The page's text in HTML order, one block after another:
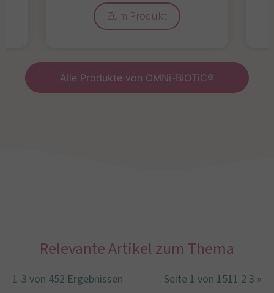
Zum Produkt
Alle Produkte von OMNi-BiOTiC®
Relevante Artikel zum Thema
1-3 von 452 Ergebnissen Seite 1 von 1511 2 3 »